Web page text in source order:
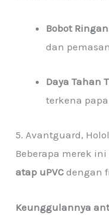
Bobot
dan
Daya Tahan
terkena
5. Avantguard,
Beberapa merek
atap uPVC dengan
Keunggulannya